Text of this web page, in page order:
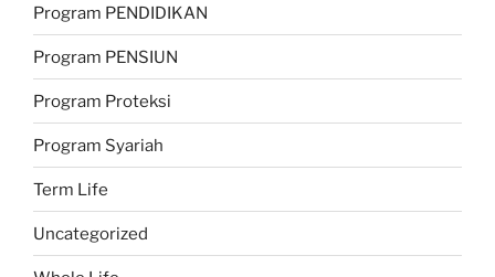
Program PENDIDIKAN
Program PENSIUN
Program Proteksi
Program Syariah
Term Life
Uncategorized